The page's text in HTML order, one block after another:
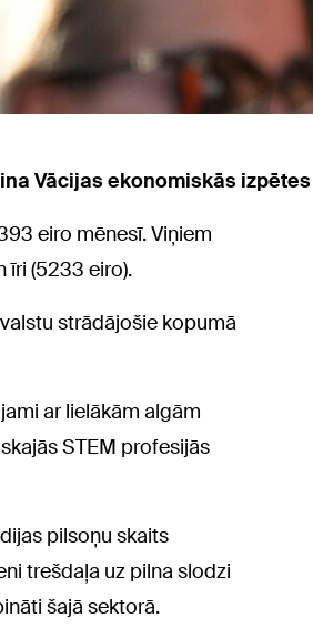
Vācijas ekonomiskās
eiro mēnesī. Viņiem
īri (5233 eiro).
strādājošie kopumā
ar lielākām algām
STEM profesijās
pilsoņu skaits
trešdaļa uz pilna slodzi
šajā sektorā.